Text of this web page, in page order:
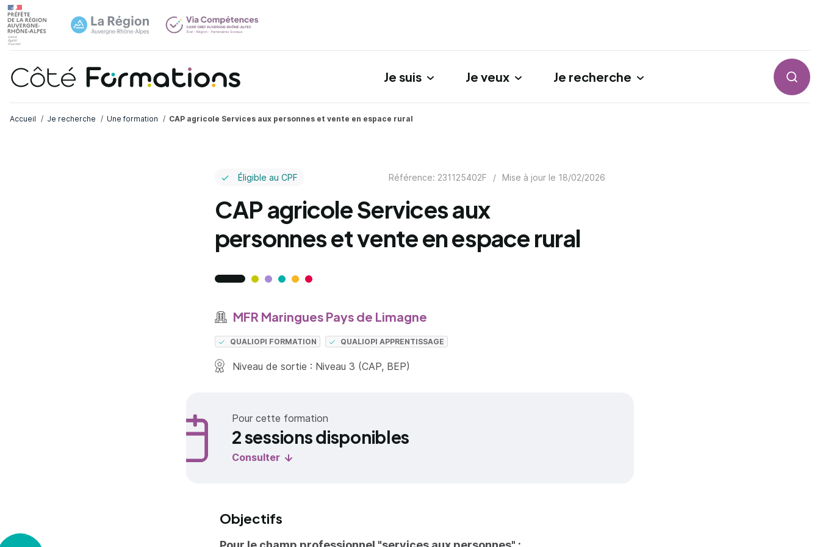
Je suis Je veux Je recherche
Accueil Je recherche Une formation CAP agricole Services aux personnes et vente en espace rural
Éligible au CPF Référence: 231125402F / Mise à jour le 18/02/2026
CAP agricole Services aux
personnes et vente en espace rural
MFR Maringues Pays de Limagne
QUALIOPI FORMATION QUALIOPI APPRENTISSAGE
Niveau de sortie : Niveau 3 (CAP, BEP)
Pour cette formation
2 sessions disponibles
Consulter
Objectifs